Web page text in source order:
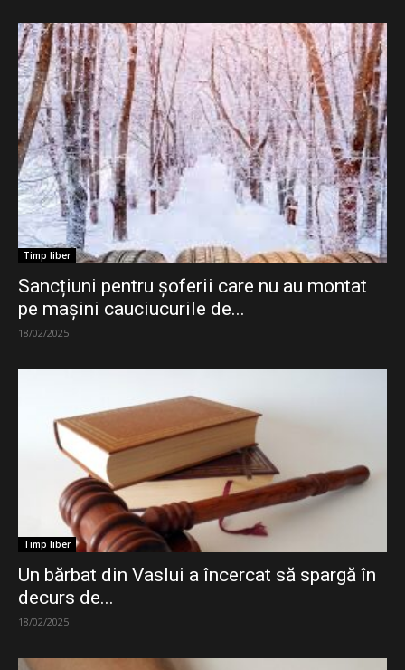
Timp liber
Sancțiuni pentru șoferii care nu au montat
pe mașini cauciucurile de...
18/02/2025
Timp liber
Un bărbat din Vaslui a încercat să spargă în
decurs de...
18/02/2025